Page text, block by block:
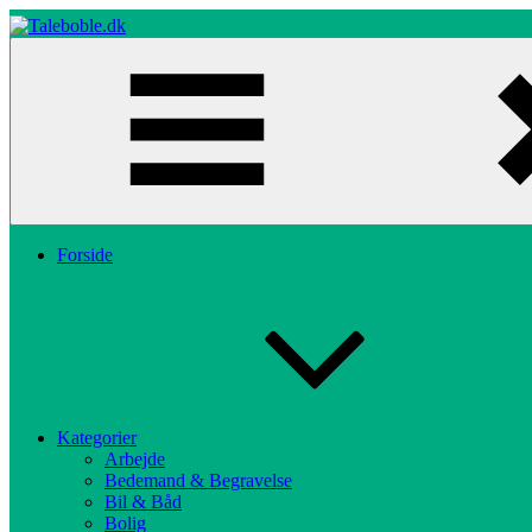
Skip
to
Forside
Kategorier
Arbejde
Bedemand & Begravelse
Bil & Båd
Bolig